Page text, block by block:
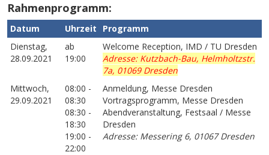
Rahmenprogramm:
Datum Uhrzeit
Programm
Dienstag,
28.09.2021
ab
19:00
Welcome Reception, IMD / TU Dresden
Adresse: Kutzbach-Bau, Helmholtzstr.
7a, 01069 Dresden
Mittwoch,
29.09.2021
08:00 -
08:30
08:30 -
18:30
19:00 -
22:00
Anmeldung, Messe Dresden
Vortragsprogramm, Messe Dresden
Abendveranstaltung, Festsaal / Messe
Dresden
Adresse: Messering 6, 01067 Dresden